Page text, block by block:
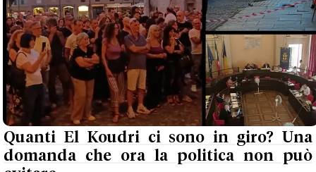
Quanti El Koudri ci sono in giro? Una
domanda che ora la politica non può